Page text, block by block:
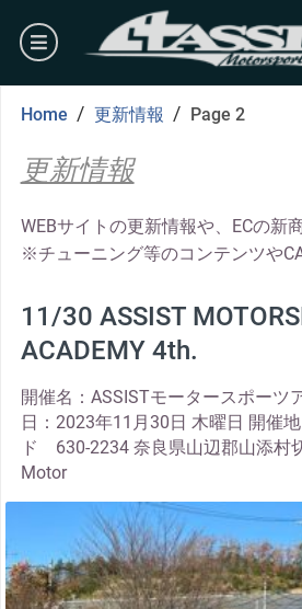
content
burger
Home / 更新情報 / Page 2
更新情報
WEBサイトの更新情報や、ECの新
※チューニング等のコンテンツや
11/30 ASSIST
ACADEMY 4th.
開催名：ASSISTモータースポーツ
日：2023年11月30日 木曜日 開催
ド 630-2234 奈良県山辺郡山添村
Motor